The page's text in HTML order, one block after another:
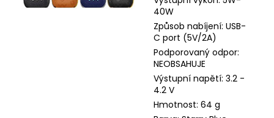
40W
Způsob nabíjení: USB-
C port (5V/2A)
Podporovaný odpor:
NEOBSAHUJE
Výstupní napětí: 3.2 -
4.2 V
Hmotnost: 64 g